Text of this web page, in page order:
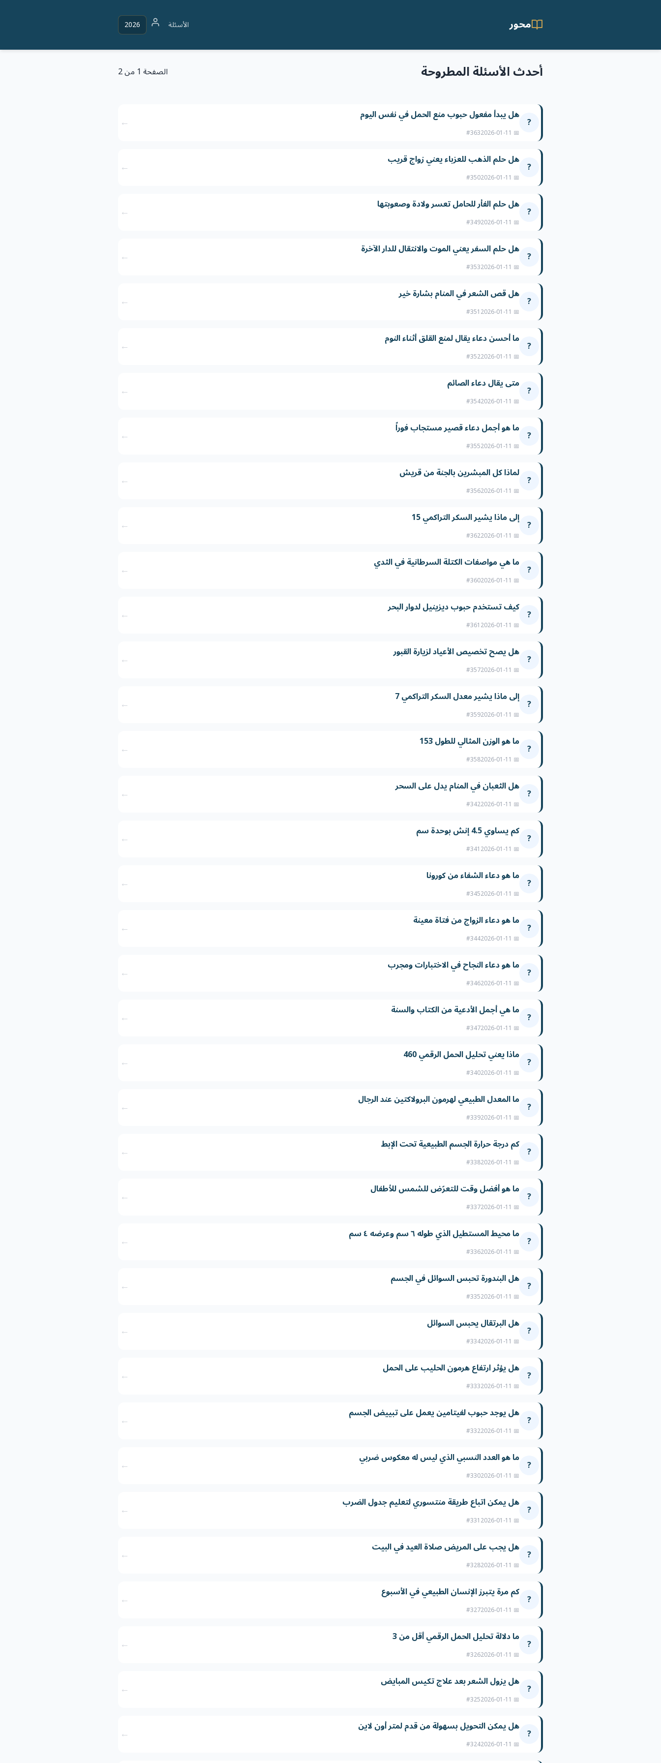
محور الأسئلة 2026
أحدث الأسئلة المطروحة الصفحة 1 من 2
? هل يبدأ مفعول حبوب منع الحمل في نفس اليوم
📅 2026-01-11
#363
←
? هل حلم الذهب للعزباء يعني زواج قريب
📅 2026-01-11
#350
←
? هل حلم الفأر للحامل تعسر ولادة وصعوبتها
📅 2026-01-11
#349
←
? هل حلم السفر يعني الموت والانتقال للدار الآخرة
📅 2026-01-11
#353
←
? هل قص الشعر في المنام بشارة خير
📅 2026-01-11
#351
←
? ما أحسن دعاء يقال لمنع القلق أثناء النوم
📅 2026-01-11
#352
←
? متى يقال دعاء الصائم
📅 2026-01-11
#354
←
? ما هو أجمل دعاء قصير مستجاب فوراً
📅 2026-01-11
#355
←
? لماذا كل المبشرين بالجنة من قريش
📅 2026-01-11
#356
←
? إلى ماذا يشير السكر التراكمي 15
📅 2026-01-11
#362
←
? ما هي مواصفات الكتلة السرطانية في الثدي
📅 2026-01-11
#360
←
? كيف تستخدم حبوب ديزينيل لدوار البحر
📅 2026-01-11
#361
←
? هل يصح تخصيص الأعياد لزيارة القبور
📅 2026-01-11
#357
←
? إلى ماذا يشير معدل السكر التراكمي 7
📅 2026-01-11
#359
←
? ما هو الوزن المثالي للطول 153
📅 2026-01-11
#358
←
? هل الثعبان في المنام يدل على السحر
📅 2026-01-11
#342
←
? كم يساوي 4.5 إنش بوحدة سم
📅 2026-01-11
#341
←
? ما هو دعاء الشفاء من كورونا
📅 2026-01-11
#345
←
? ما هو دعاء الزواج من فتاة معينة
📅 2026-01-11
#344
←
? ما هو دعاء النجاح في الاختبارات ومجرب
📅 2026-01-11
#346
←
? ما هي أجمل الأدعية من الكتاب والسنة
📅 2026-01-11
#347
←
? ماذا يعني تحليل الحمل الرقمي 460
📅 2026-01-11
#340
←
? ما المعدل الطبيعي لهرمون البرولاكتين عند الرجال
📅 2026-01-11
#339
←
? كم درجة حرارة الجسم الطبيعية تحت الإبط
📅 2026-01-11
#338
←
? ما هو أفضل وقت للتعرّض للشمس للأطفال
📅 2026-01-11
#337
←
? ما محيط المستطيل الذي طوله ٦ سم وعرضه ٤ سم
📅 2026-01-11
#336
←
? هل البندورة تحبس السوائل في الجسم
📅 2026-01-11
#335
←
? هل البرتقال يحبس السوائل
📅 2026-01-11
#334
←
? هل يؤثر ارتفاع هرمون الحليب على الحمل
📅 2026-01-11
#333
←
? هل يوجد حبوب لفيتامين يعمل على تبييض الجسم
📅 2026-01-11
#332
←
? ما هو العدد النسبي الذي ليس له معكوس ضربي
📅 2026-01-11
#330
←
? هل يمكن اتباع طريقة منتسوري لتعليم جدول الضرب
📅 2026-01-11
#331
←
? هل يجب على المريض صلاة العيد في البيت
📅 2026-01-11
#328
←
? كم مرة يتبرز الإنسان الطبيعي في الأسبوع
📅 2026-01-11
#327
←
? ما دلالة تحليل الحمل الرقمي أقل من 3
📅 2026-01-11
#326
←
? هل يزول الشعر بعد علاج تكيس المبايض
📅 2026-01-11
#325
←
? هل يمكن التحويل بسهولة من قدم لمتر أون لاين
📅 2026-01-11
#324
←